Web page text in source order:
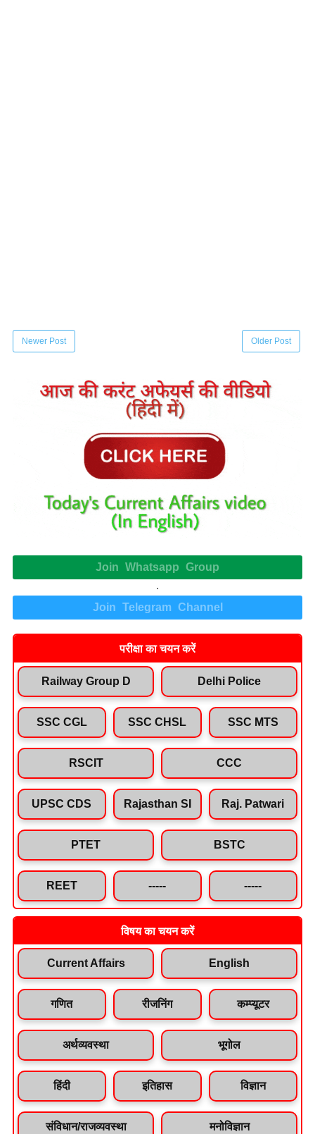
Newer Post Older Post
Join Whatsapp Group
.
Join Telegram Channel
परीक्षा का चयन करें
Railway Group D Delhi Police
SSC CGL SSC CHSL SSC MTS
RSCIT CCC
UPSC CDS Rajasthan SI Raj. Patwari
PTET BSTC
REET ----- -----
विषय का चयन करें
Current Affairs English
गणित रीजनिंग कम्प्यूटर
अर्थव्यवस्था भूगोल
हिंदी इतिहास विज्ञान
संविधान/राजव्यवस्था मनोविज्ञान